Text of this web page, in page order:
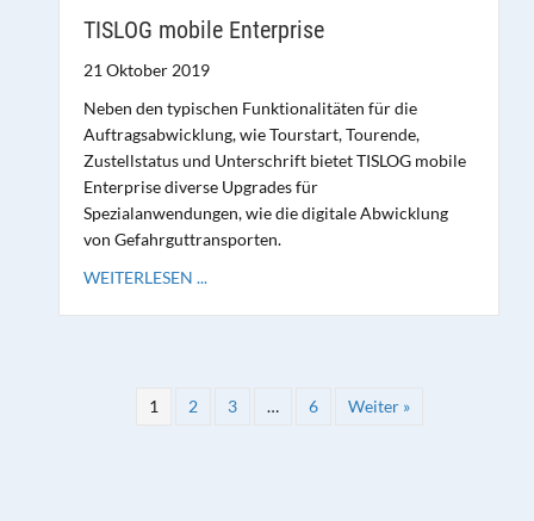
TISLOG mobile Enterprise
21 Oktober 2019
Neben den typischen Funktionalitäten für die
Auftragsabwicklung, wie Tourstart, Tourende,
Zustellstatus und Unterschrift bietet TISLOG mobile
Enterprise diverse Upgrades für
Spezialanwendungen, wie die digitale Abwicklung
von Gefahrguttransporten.
WEITERLESEN ...
1 2 3 … 6 Weiter »